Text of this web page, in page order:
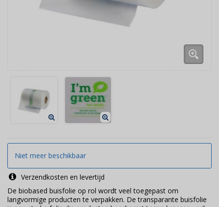
Niet meer beschikbaar
Verzendkosten en levertijd
De biobased buisfolie op rol wordt veel toegepast om
langvormige producten te verpakken. De transparante buisfolie